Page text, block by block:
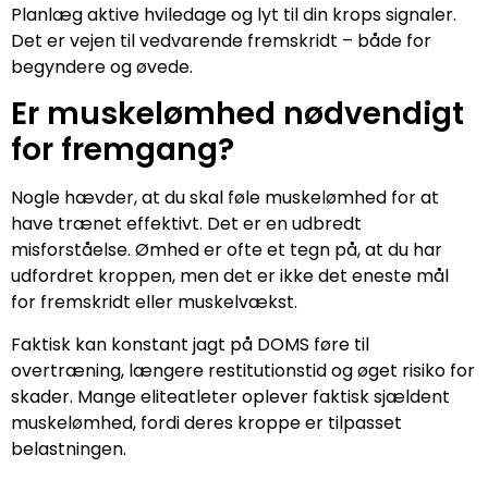
Planlæg aktive hviledage og lyt til din krops signaler.
Det er vejen til vedvarende fremskridt – både for
begyndere og øvede.
Er muskelømhed nødvendigt
for fremgang?
Nogle hævder, at du skal føle muskelømhed for at
have trænet effektivt. Det er en udbredt
misforståelse. Ømhed er ofte et tegn på, at du har
udfordret kroppen, men det er ikke det eneste mål
for fremskridt eller muskelvækst.
Faktisk kan konstant jagt på DOMS føre til
overtræning, længere restitutionstid og øget risiko for
skader. Mange eliteatleter oplever faktisk sjældent
muskelømhed, fordi deres kroppe er tilpasset
belastningen.